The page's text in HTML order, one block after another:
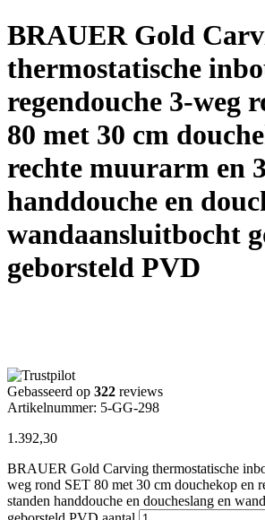
BRAUER Gold
thermostatische
regendouche 3-weg
80 met 30 cm
rechte muurarm en
handdouche en
wandaansluitbocht
geborsteld PVD
Gebasseerd op 322 reviews
Artikelnummer: 5-GG-298
1.392,30
BRAUER Gold Carving thermostatische
weg rond SET 80 met 30 cm douchekop en
standen handdouche en doucheslang en